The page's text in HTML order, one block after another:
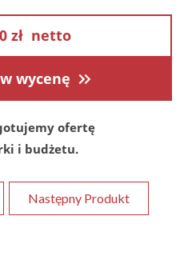
zł netto
wycenę
ofertę
i budżetu.
Następny Produkt